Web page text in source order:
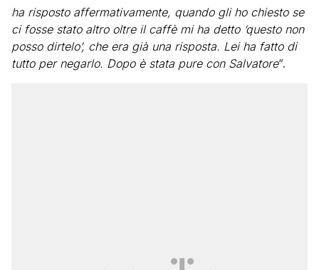
ha risposto affermativamente, quando gli ho chiesto se
ci fosse stato altro oltre il caffè mi ha detto ‘questo non
posso dirtelo’, che era già una risposta. Lei ha fatto di
tutto per negarlo. Dopo è stata pure con Salvatore“.